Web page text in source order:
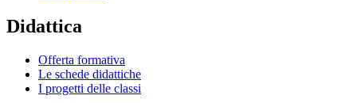
Didattica
Offerta formativa
Le schede didattiche
I progetti delle classi